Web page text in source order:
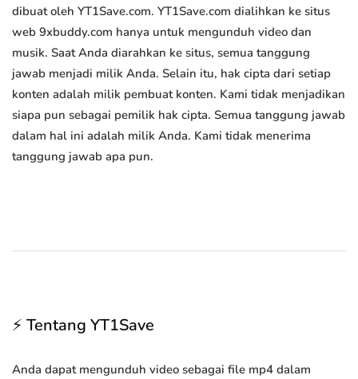
dibuat oleh YT1Save.com. YT1Save.com dialihkan ke situs
web 9xbuddy.com hanya untuk mengunduh video dan
musik. Saat Anda diarahkan ke situs, semua tanggung
jawab menjadi milik Anda. Selain itu, hak cipta dari setiap
konten adalah milik pembuat konten. Kami tidak menjadikan
siapa pun sebagai pemilik hak cipta. Semua tanggung jawab
dalam hal ini adalah milik Anda. Kami tidak menerima
tanggung jawab apa pun.
⚡ Tentang YT1Save
Anda dapat mengunduh video sebagai file mp4 dalam